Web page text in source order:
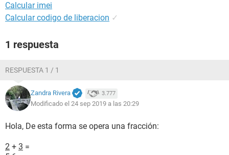
Calcular imei
Calcular codigo de liberacion ✓
1 respuesta
RESPUESTA 1 / 1
Zandra Rivera 3.777
Modificado el 24 sep 2019 a las 20:29
Hola, De esta forma se opera una fracción:
2 + 3 =